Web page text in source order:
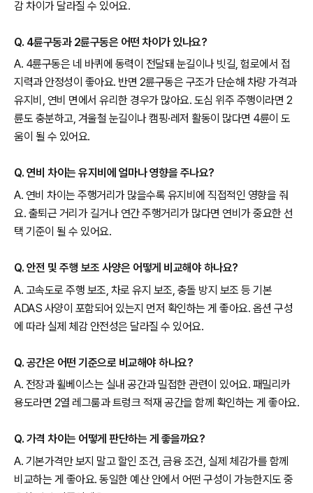
감 차이가 달라질 수 있어요.
Q. 4륜구동과 2륜구동은 어떤 차이가 있나요?
A. 4륜구동은 네 바퀴에 동력이 전달돼 눈길이나 빗길, 험로에서 접
지력과 안정성이 좋아요. 반면 2륜구동은 구조가 단순해 차량 가격과
유지비, 연비 면에서 유리한 경우가 많아요. 도심 위주 주행이라면 2
륜도 충분하고, 겨울철 눈길이나 캠핑·레저 활동이 많다면 4륜이 도
움이 될 수 있어요.
Q. 연비 차이는 유지비에 얼마나 영향을 주나요?
A. 연비 차이는 주행거리가 많을수록 유지비에 직접적인 영향을 줘
요. 출퇴근 거리가 길거나 연간 주행거리가 많다면 연비가 중요한 선
택 기준이 될 수 있어요.
Q. 안전 및 주행 보조 사양은 어떻게 비교해야 하나요?
A. 고속도로 주행 보조, 차로 유지 보조, 충돌 방지 보조 등 기본
ADAS 사양이 포함되어 있는지 먼저 확인하는 게 좋아요. 옵션 구성
에 따라 실제 체감 안전성은 달라질 수 있어요.
Q. 공간은 어떤 기준으로 비교해야 하나요?
A. 전장과 휠베이스는 실내 공간과 밀접한 관련이 있어요. 패밀리카
용도라면 2열 레그룸과 트렁크 적재 공간을 함께 확인하는 게 좋아요.
Q. 가격 차이는 어떻게 판단하는 게 좋을까요?
A. 기본가격만 보지 말고 할인 조건, 금융 조건, 실제 체감가를 함께
비교하는 게 좋아요. 동일한 예산 안에서 어떤 구성이 가능한지도 중